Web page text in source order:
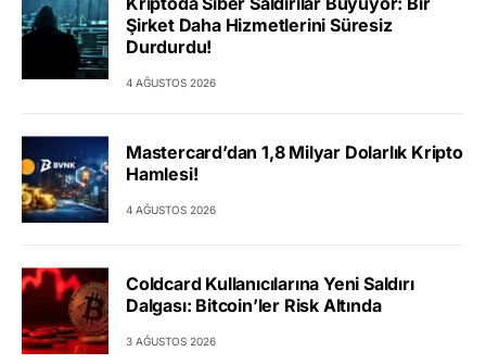
Şirket Daha Hizmetlerini Süresiz
Durdurdu!
4 AĞUSTOS 2026
Mastercard’dan 1,8 Milyar Dolarlık Kripto
Hamlesi!
4 AĞUSTOS 2026
Coldcard Kullanıcılarına Yeni Saldırı
Dalgası: Bitcoin’ler Risk Altında
3 AĞUSTOS 2026